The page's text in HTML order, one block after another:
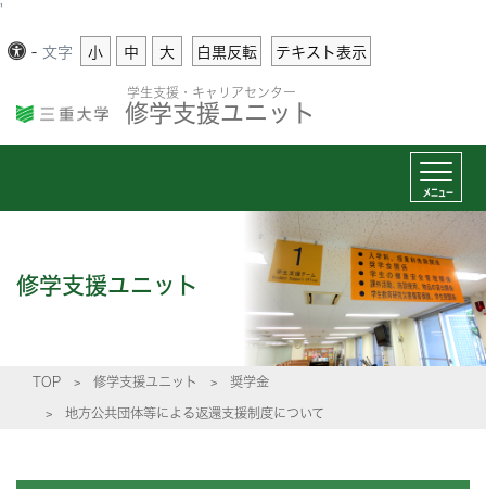
'
- 文字 小 中 大 白黒反転 テキスト表示
学生支援・キャリアセンター
修学支援ユニット
メニュー
修学支援ユニット
TOP 修学支援ユニット 奨学金
地方公共団体等による返還支援制度について